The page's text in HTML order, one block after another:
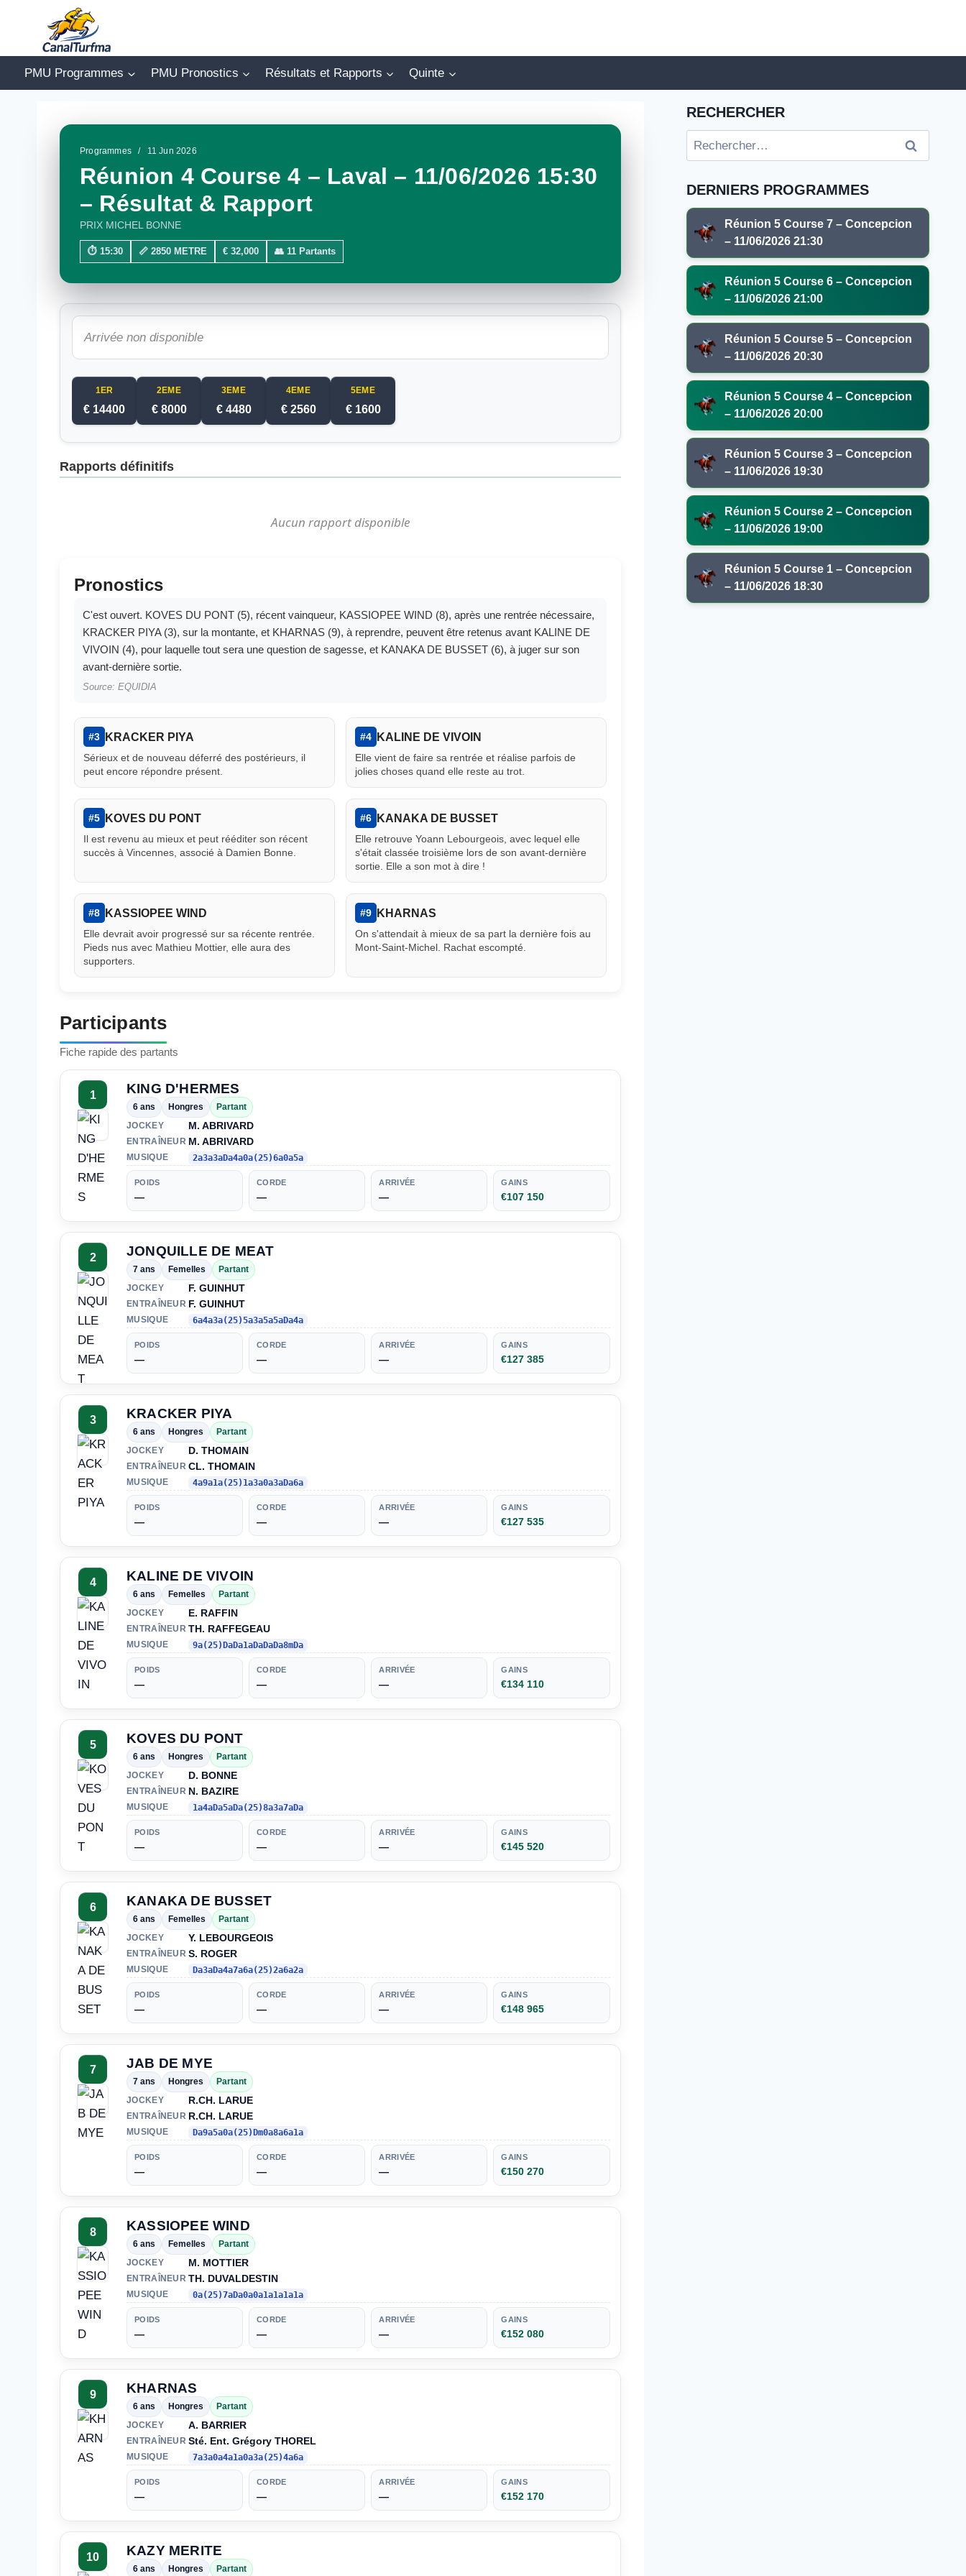
PMU Programmes
PMU Pronostics Résultats et Rapports Quinte
Programmes / 11 Jun 2026
Réunion 4 Course 4 – Laval – 11/06/2026 15:30
– Résultat & Rapport
PRIX MICHEL BONNE
⏱ 15:30 📏 2850 METRE € 32,000 👥 11 Partants
Arrivée non disponible
1ER
€ 14400
2EME
€ 8000
3EME
€ 4480
4EME
€ 2560
5EME
€ 1600
Rapports définitifs
Aucun rapport disponible
Pronostics
C'est ouvert. KOVES DU PONT (5), récent vainqueur, KASSIOPEE WIND (8), après une rentrée nécessaire,
KRACKER PIYA (3), sur la montante, et KHARNAS (9), à reprendre, peuvent être retenus avant KALINE DE
VIVOIN (4), pour laquelle tout sera une question de sagesse, et KANAKA DE BUSSET (6), à juger sur son
avant-dernière sortie.
Source: EQUIDIA
#3 KRACKER PIYA
Sérieux et de nouveau déferré des postérieurs, il
peut encore répondre présent.
#4 KALINE DE VIVOIN
Elle vient de faire sa rentrée et réalise parfois de
jolies choses quand elle reste au trot.
#5 KOVES DU PONT
Il est revenu au mieux et peut rééditer son récent
succès à Vincennes, associé à Damien Bonne.
#6 KANAKA DE BUSSET
Elle retrouve Yoann Lebourgeois, avec lequel elle
s'était classée troisième lors de son avant-dernière
sortie. Elle a son mot à dire !
#8 KASSIOPEE WIND
Elle devrait avoir progressé sur sa récente rentrée.
Pieds nus avec Mathieu Mottier, elle aura des
supporters.
#9 KHARNAS
On s'attendait à mieux de sa part la dernière fois au
Mont-Saint-Michel. Rachat escompté.
Participants
Fiche rapide des partants
1 KING D'HERMES
6 ans Hongres
Partant
JOCKEY
M. ABRIVARD
ENTRAÎNEUR M. ABRIVARD
MUSIQUE 2a3a3aDa4a0a(25)6a0a5a
POIDS
—
CORDE
—
ARRIVÉE
—
GAINS
€107 150
2 JONQUILLE DE MEAT
7 ans Femelles
Partant
JOCKEY
F. GUINHUT
ENTRAÎNEUR F. GUINHUT
MUSIQUE 6a4a3a(25)5a3a5a5aDa4a
POIDS
—
CORDE
—
ARRIVÉE
—
GAINS
€127 385
3 KRACKER PIYA
6 ans Hongres
Partant
JOCKEY
D. THOMAIN
ENTRAÎNEUR CL. THOMAIN
MUSIQUE 4a9a1a(25)1a3a0a3aDa6a
POIDS
—
CORDE
—
ARRIVÉE
—
GAINS
€127 535
4 KALINE DE VIVOIN
6 ans Femelles
Partant
JOCKEY
E. RAFFIN
ENTRAÎNEUR TH. RAFFEGEAU
MUSIQUE 9a(25)DaDa1aDaDaDa8mDa
POIDS
—
CORDE
—
ARRIVÉE
—
GAINS
€134 110
5 KOVES DU PONT
6 ans Hongres
Partant
JOCKEY
D. BONNE
ENTRAÎNEUR N. BAZIRE
MUSIQUE 1a4aDa5aDa(25)8a3a7aDa
POIDS
—
CORDE
—
ARRIVÉE
—
GAINS
€145 520
6 KANAKA DE BUSSET
6 ans Femelles
Partant
JOCKEY
Y. LEBOURGEOIS
ENTRAÎNEUR S. ROGER
MUSIQUE Da3aDa4a7a6a(25)2a6a2a
POIDS
—
CORDE
—
ARRIVÉE
—
GAINS
€148 965
7 JAB DE MYE
7 ans Hongres
Partant
JOCKEY
R.CH. LARUE
ENTRAÎNEUR R.CH. LARUE
MUSIQUE Da9a5a0a(25)Dm0a8a6a1a
POIDS
—
CORDE
—
ARRIVÉE
—
GAINS
€150 270
8 KASSIOPEE WIND
6 ans Femelles
Partant
JOCKEY
M. MOTTIER
ENTRAÎNEUR TH. DUVALDESTIN
MUSIQUE 0a(25)7aDa0a0a1a1a1a1a
POIDS
—
CORDE
—
ARRIVÉE
—
GAINS
€152 080
9 KHARNAS
6 ans Hongres
Partant
JOCKEY
A. BARRIER
ENTRAÎNEUR Sté. Ent. Grégory THOREL
MUSIQUE 7a3a0a4a1a0a3a(25)4a6a
POIDS
—
CORDE
—
ARRIVÉE
—
GAINS
€152 170
10 KAZY MERITE
6 ans Hongres Partant
RECHERCHER
Rechercher :
DERNIERS PROGRAMMES
Réunion 5 Course 7 – Concepcion
– 11/06/2026 21:30
Réunion 5 Course 6 – Concepcion
– 11/06/2026 21:00
Réunion 5 Course 5 – Concepcion
– 11/06/2026 20:30
Réunion 5 Course 4 – Concepcion
– 11/06/2026 20:00
Réunion 5 Course 3 – Concepcion
– 11/06/2026 19:30
Réunion 5 Course 2 – Concepcion
– 11/06/2026 19:00
Réunion 5 Course 1 – Concepcion
– 11/06/2026 18:30